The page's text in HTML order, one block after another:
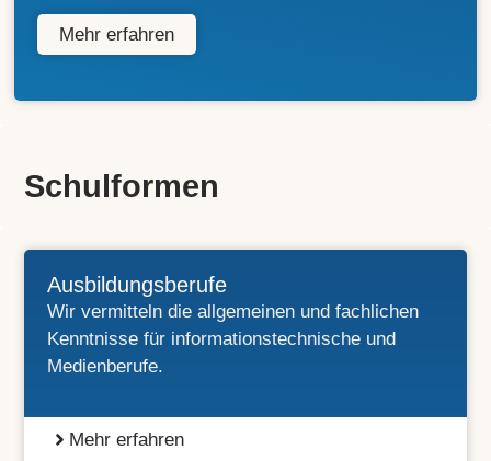
Mehr erfahren
Schulformen
Ausbildungsberufe
Wir vermitteln die allgemeinen und fachlichen
Kenntnisse für informationstechnische und
Medienberufe.
Mehr erfahren